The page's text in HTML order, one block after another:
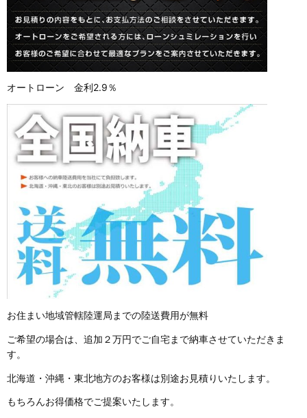
オートローン 金利2.9％
お住まい地域管轄陸運局までの陸送費用が無料
ご希望の場合は、追加２万円でご自宅まで納車させていただきま
す。
北海道・沖縄・東北地方のお客様は別途お見積りいたします。
もちろんお得価格でご提案いたします。